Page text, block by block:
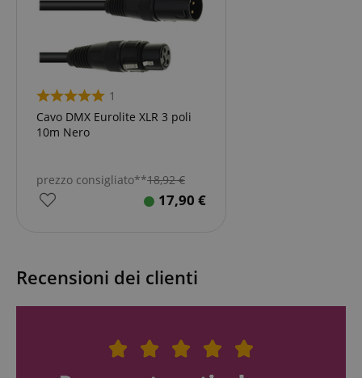
1
Cavo DMX Eurolite XLR 3 poli
10m Nero
prezzo consigliato**18,92€
17,90 €
Recensioni dei clienti